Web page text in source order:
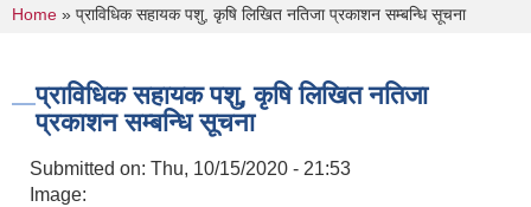
You are here
Home » प्राविधिक सहायक पशु, कृषि लिखित नतिजा प्रकाशन सम्बन्धि सूचना
प्राविधिक सहायक पशु, कृषि लिखित नतिजा
प्रकाशन सम्बन्धि सूचना
Submitted on: Thu, 10/15/2020 - 21:53
Image: